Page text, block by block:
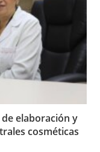
elaboración y
cosméticas